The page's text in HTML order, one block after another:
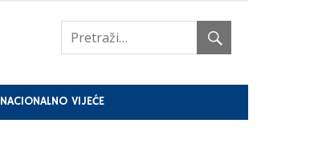
NACIONALNO VIJEĆE